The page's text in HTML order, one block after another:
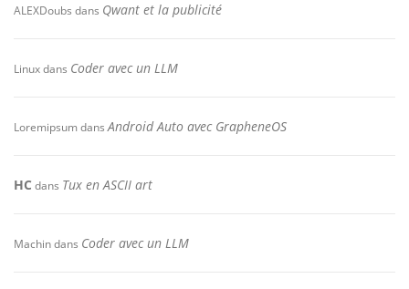
ALEXDoubs dans Qwant et la publicité
Linuxdans Coder avec un LLM
LoremipsumdansAndroid Auto avec GrapheneOS
HC dans Tux en ASCII art
Machindans Coder avec un LLM